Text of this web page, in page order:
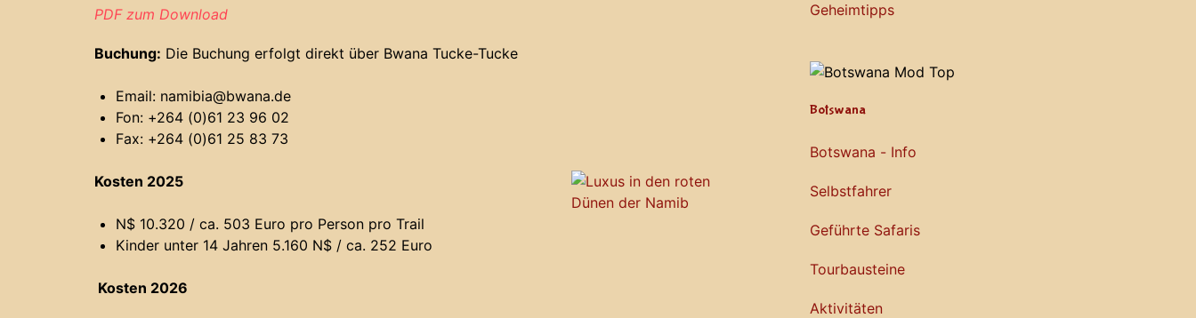
PDF zum Download
Buchung: Die Buchung erfolgt direkt über Bwana Tucke-Tucke
Email: namibia@bwana.de
Fon: +264 (0)61 23 96 02
Fax: +264 (0)61 25 83 73
Kosten 2025
N$ 10.320 / ca. 503 Euro pro Person pro Trail
Kinder unter 14 Jahren 5.160 N$ / ca. 252 Euro
Kosten 2026
Geheimtipps
Botswana
Botswana - Info
Selbstfahrer
Geführte Safaris
Tourbausteine
Aktivitäten